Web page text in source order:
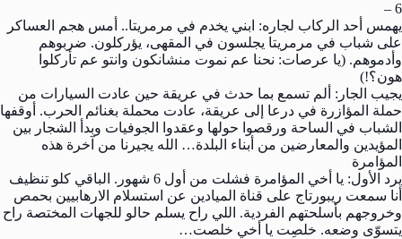
6 –
يهمس أحد الركاب لجاره: ابني يخدم في مرمريتا.. أمس هجم العساكر
على شباب في مرمريتا يجلسون في المقهى، يؤركلون. ضربوهم
وأدموهم. (يا عرصات: نحنا عم نموت منشانكون وانتو عم تأركلوا
هون؟!)
يجيب الجار: ألم تسمع بما حدث في عريقة حين عادت السيارات من
حملة المؤازرة في درعا إلى عريقة، عادت محملة بغنائم الحرب. أوقفها
الشباب في الساحة ورقصوا حولها وعقدوا الجوفيات وبدأ الشجار بين
المؤيدين والمعارضين من أبناء البلدة… الله يجيرنا من آخرة هذه
المؤامرة
يرد الأول: يا أخي المؤامرة فشلت من أول 6 شهور. الباقي كلو تنظيف
أنا سمعت ريبورتاج على قناة الميادين عن استسلام الارهابيين بحمص
وخروجهم بأسلحتهم الفردية. اللي راح يسلم حالو للجهات المختصة راح
يتسوّى وضعه. خلصِت يا أخي خلصت…